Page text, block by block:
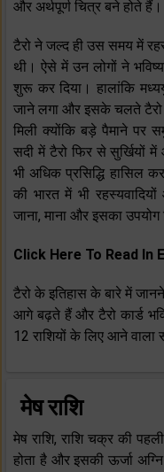
और अर्थपूर्ण चित्र बने होते हैं।
टैरो ने जल्द ही उस समय में
थी। ऐसे में उन लोगों ने
शुरू कर दिया। हालांकि
जाने लगा और इसके चलते टैरो
मिली क्योंकि बड़े पैमाने पर
सदी में टैरो फिर से
भी अधिक प्रसिद्धि हासिल
की भारत में भी
जाना, माना और इसका
Click Here To Read In
टैरो के इतिहास के बारे में
आगे बढ़ते हैं और टैरो कार्ड
12 राशियों के लिए आने
मेष राशि
मेष राशि, राशि चक्र की
होता है और इसकी ऊर्जा अग्नि